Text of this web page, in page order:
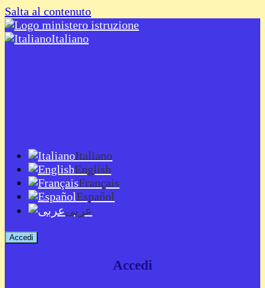
Salta al contenuto
Italiano
Italiano
English
Français
Español
عربى
Accedi
Accedi